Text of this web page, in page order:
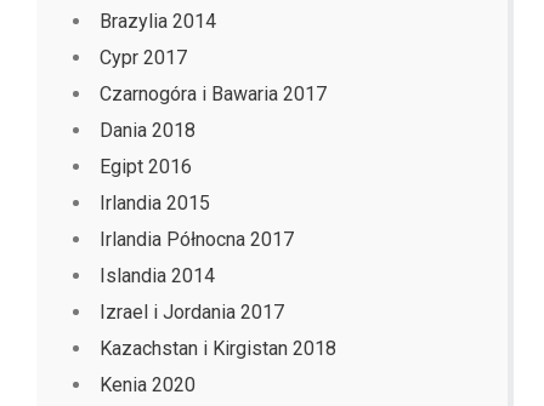
Brazylia 2014
Cypr 2017
Czarnogóra i Bawaria 2017
Dania 2018
Egipt 2016
Irlandia 2015
Irlandia Północna 2017
Islandia 2014
Izrael i Jordania 2017
Kazachstan i Kirgistan 2018
Kenia 2020